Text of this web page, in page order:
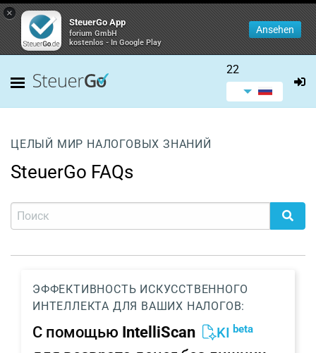
×
SteuerGo App
forium GmbH
kostenlos - In Google Play
Ansehen
22
ЦЕЛЫЙ МИР НАЛОГОВЫХ ЗНАНИЙ
SteuerGo FAQs
ЭФФЕКТИВНОСТЬ ИСКУССТВЕННОГО
ИНТЕЛЛЕКТА ДЛЯ ВАШИХ НАЛОГОВ:
С помощью IntelliScan KI beta